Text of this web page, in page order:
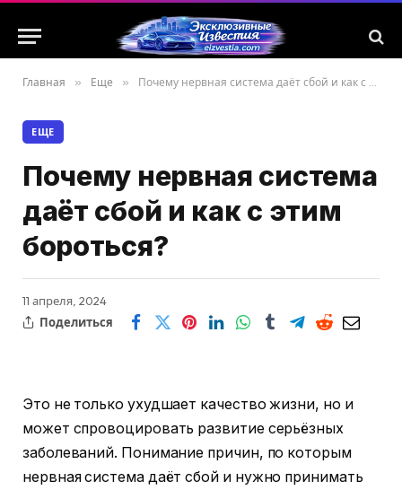
Главная » Еще » Почему нервная система даёт сбой и как с этим бороться?
ЕЩЕ
Почему нервная система
даёт сбой и как с этим
бороться?
11 апреля, 2024
Поделиться
Это не только ухудшает качество жизни, но и
может спровоцировать развитие серьёзных
заболеваний. Понимание причин, по которым
нервная система даёт сбой и нужно принимать